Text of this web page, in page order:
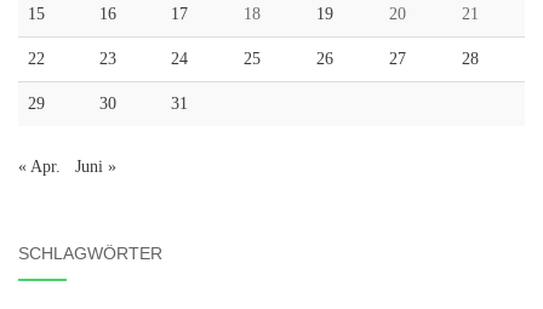
15 16 17 18 19 20 21
22 23 24 25 26 27 28
29 30 31
« Apr. Juni »
SCHLAGWÖRTER